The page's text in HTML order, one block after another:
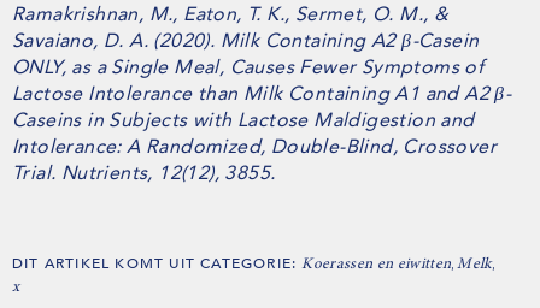
Ramakrishnan, M., Eaton, T. K., Sermet, O. M., &
Savaiano, D. A. (2020). Milk Containing A2 β-Casein
ONLY, as a Single Meal, Causes Fewer Symptoms of
Lactose Intolerance than Milk Containing A1 and A2 β-
Caseins in Subjects with Lactose Maldigestion and
Intolerance: A Randomized, Double-Blind, Crossover
Trial. Nutrients, 12(12), 3855.
DIT ARTIKEL KOMT UIT CATEGORIE:Koerassen en eiwitten,Melk,
x